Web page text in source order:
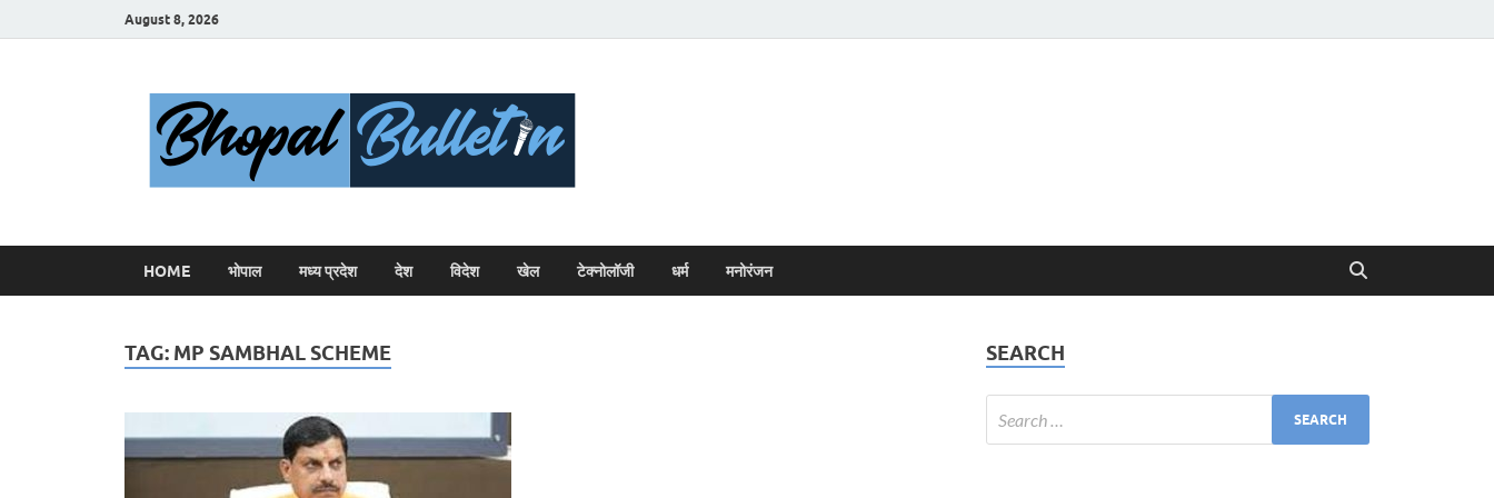
August 8, 2026
HOME भोपाल मध्य प्रदेश देश विदेश खेल टेक्नोलॉजी धर्म मनोरंजन
TAG: MP SAMBHAL SCHEME SEARCH